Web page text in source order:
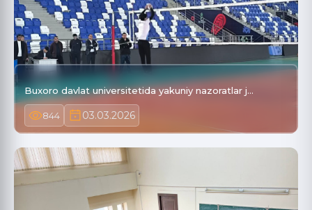
Buxoro davlat universitetida yakuniy nazoratlar j…
844 03.03.2026